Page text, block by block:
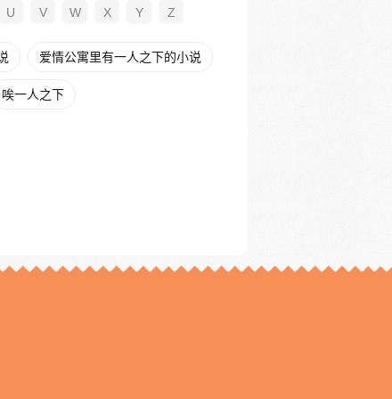
U V W X Y Z
爱情公寓里有一人之下的小说
唉一人之下